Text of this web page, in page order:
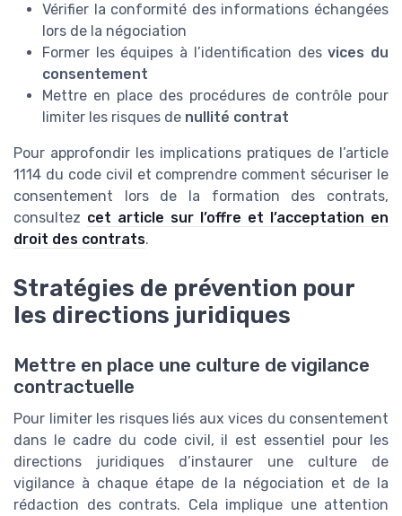
Vérifier la conformité des informations échangées
lors de la négociation
Former les équipes à l’identification desvices du
consentement
Mettre en place des procédures de contrôle pour
limiter les risques de nullité contrat
Pour approfondir les implications pratiques de l’article
1114 du code civil et comprendre comment sécuriser le
consentement lors de la formation des contrats,
consultez cet article sur l’offre et l’acceptation en
droit des contrats.
Stratégies de prévention pour
les directions juridiques
Mettre en place une culture de vigilance
contractuelle
Pour limiter les risques liés aux vices du consentement
dans le cadre du code civil, il est essentiel pour les
directions juridiques d’instaurer une culture de
vigilance à chaque étape de la négociation et de la
rédaction des contrats. Cela implique une attention